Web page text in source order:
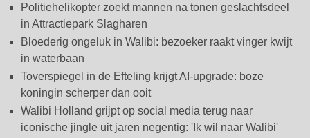
Politiehelikopter zoekt mannen na tonen geslachtsdeel
in Attractiepark Slagharen
Bloederig ongeluk in Walibi: bezoeker raakt vinger kwijt
in waterbaan
Toverspiegel in de Efteling krijgt AI-upgrade: boze
koningin scherper dan ooit
Walibi Holland grijpt op social media terug naar
iconische jingle uit jaren negentig: 'Ik wil naar Walibi'